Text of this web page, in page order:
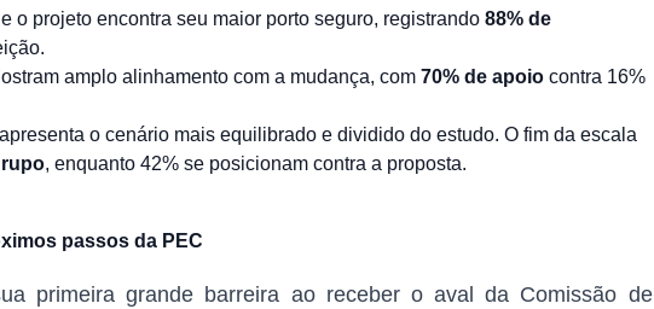
o projeto encontra seu maior porto seguro, registrando 88% de
amplo alinhamento com a mudança, com 70% de apoio contra 16%
o cenário mais equilibrado e dividido do estudo. O fim da escala
, enquanto 42% se posicionam contra a proposta.
passos da PEC
primeira grande barreira ao receber o aval da Comissão de